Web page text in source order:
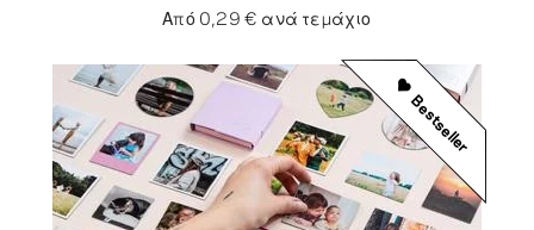
Από 0,29 € ανά τεμάχιο
Bestseller